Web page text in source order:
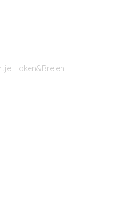
Haken&Breien